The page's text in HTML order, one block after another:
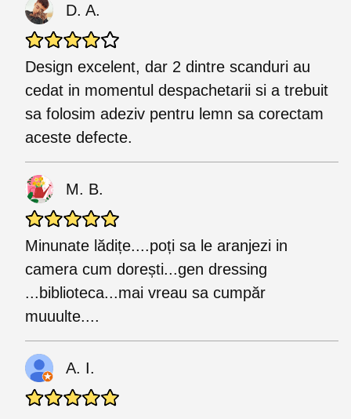
D. A.
Design excelent, dar 2 dintre scanduri au
cedat in momentul despachetarii si a trebuit
sa folosim adeziv pentru lemn sa corectam
aceste defecte.
M. B.
Minunate lădițe....poți sa le aranjezi in
camera cum dorești...gen dressing
...biblioteca...mai vreau sa cumpăr
muuulte....
A. I.